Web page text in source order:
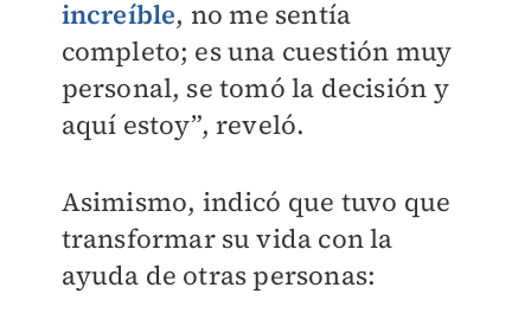
increíble, no me sentía
completo; es una cuestión muy
personal, se tomó la decisión y
aquí estoy”, reveló.
Asimismo, indicó que tuvo que
transformar su vida con la
ayuda de otras personas: